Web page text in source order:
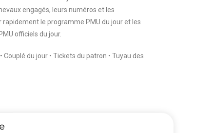
engagés, leurs numéros et les
le programme PMU du jour et les
officiels du jour.
du jour • Tickets du patron • Tuyau des